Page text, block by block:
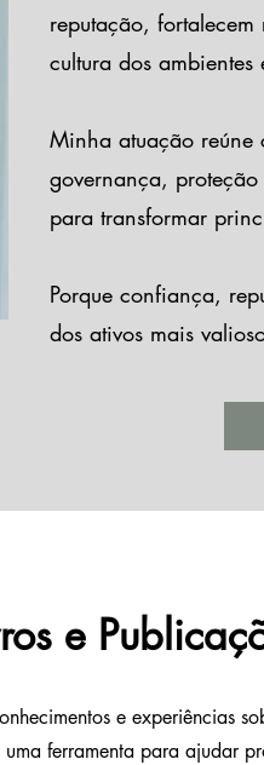
reputação,
cultura dos ambientes
Minha atuação reúne
governança,
para transformar
Porque confiança,
dos ativos mais
e
e experiências
ferramenta para ajudar